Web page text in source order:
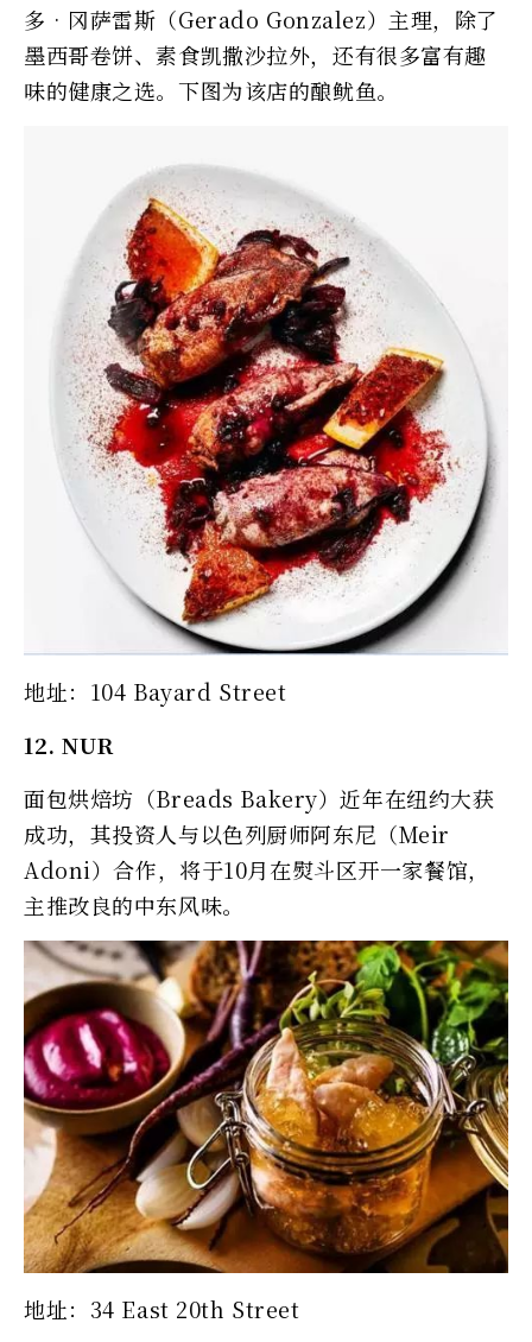
多‧冈萨雷斯（Gerado Gonzalez）主理，除了
墨西哥卷饼、素食凯撒沙拉外，还有很多富有趣
味的健康之选。下图为该店的酿鱿鱼。
地址：104 Bayard Street
12. NUR
面包烘焙坊（Breads Bakery）近年在纽约大获
成功，其投资人与以色列厨师阿东尼（Meir
Adoni）合作，将于10月在熨斗区开一家餐馆，
主推改良的中东风味。
地址：34 East 20th Street